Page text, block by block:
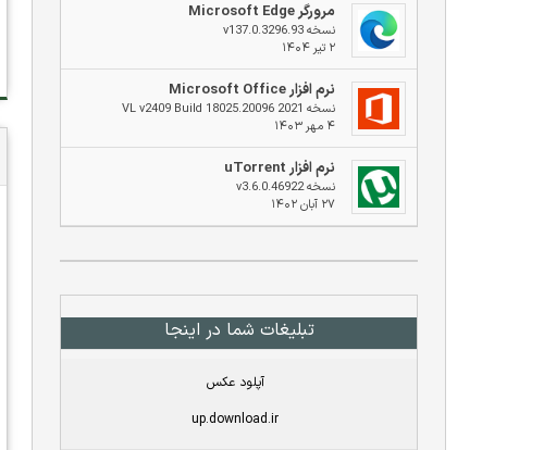
مرورگر Microsoft Edge
نسخه v137.0.3296.93
۲ تیر ۱۴۰۴
نرم افزار Microsoft Office
نسخه 2021 VL v2409 Build 18025.20096
۴ مهر ۱۴۰۳
نرم افزار uTorrent
نسخه v3.6.0.46922
۲۷ آبان ۱۴۰۲
تبلیغات شما در اینجا
آپلود عکس
up.download.ir